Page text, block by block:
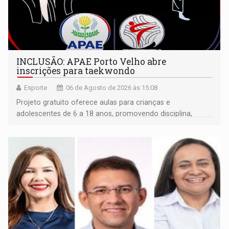
INCLUSÃO: APAE Porto Velho abre
inscrições para taekwondo
Esporte 06 de Agosto de 2026 às 15:08
Projeto gratuito oferece aulas para crianças e
adolescentes de 6 a 18 anos, promovendo disciplina,